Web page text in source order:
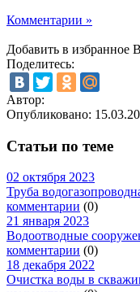
Комментарии »
Добавить в избранное
Поделитесь:
Автор:
Опубликовано:
Статьи по теме
02 октября 2023
Труба
комментарии (0)
21 января 2023
Водоотводные
комментарии (0)
18 декабря 2022
Очистка воды в